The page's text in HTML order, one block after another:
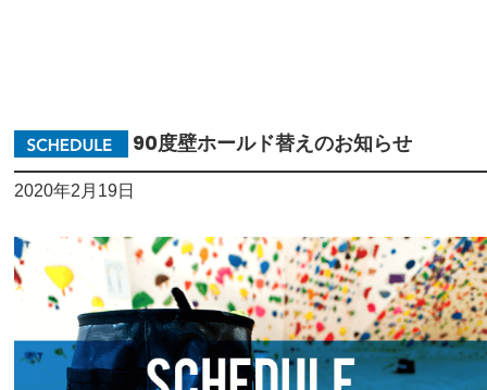
90度壁ホールド替えのお知らせ
2020年2月19日